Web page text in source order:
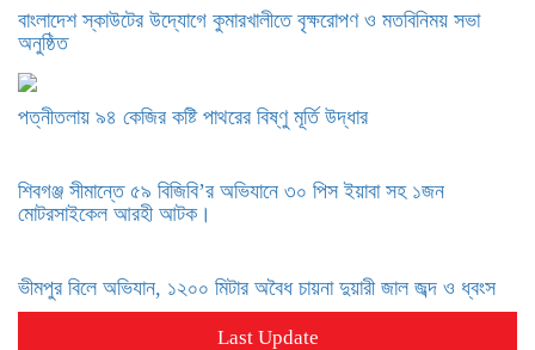
বাংলাদেশ স্কাউটের উদ্যোগে কুমারখালীতে বৃক্ষরোপণ ও মতবিনিময় সভা
অনুষ্ঠিত
পত্নীতলায় ৯৪ কেজির কষ্টি পাথরের বিষ্ণু মূর্তি উদ্ধার
শিবগঞ্জ সীমান্তে ৫৯ বিজিবি’র অভিযানে ৩০ পিস ইয়াবা সহ ১জন
মোটরসাইকেল আরহী আটক।
ভীমপুর বিলে অভিযান, ১২০০ মিটার অবৈধ চায়না দুয়ারী জাল জব্দ ও ধ্বংস
Last Update